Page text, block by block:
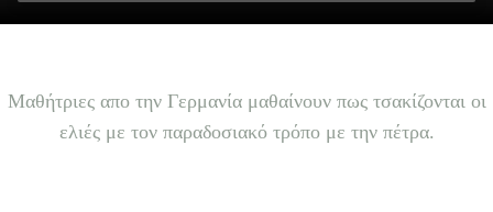
Μαθήτριες απο την Γερμανία μαθαίνουν πως τσακίζονται οι
ελιές με τον παραδοσιακό τρόπο με την πέτρα.